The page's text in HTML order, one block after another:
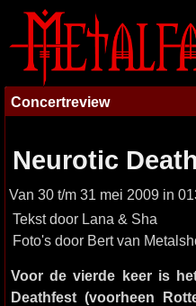
Concertreview
Neurotic
Van 30 t/m 31 mei 2009 in
Tekst door Lana & Sha
Foto's door Bert van
Voor de vierde keer is
Deathfest (voorheen